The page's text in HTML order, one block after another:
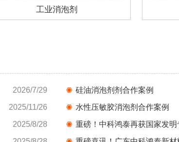
工业消泡剂
2026/7/29 硅油消泡剂剂合作案例
2025/11/26 水性压敏胶消泡剂合作案例
2025/8/28